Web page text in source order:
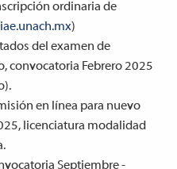
ordinaria de
)
del examen de
convocatoria Febrero 2025
en línea para nuevo
licenciatura modalidad
Septiembre -